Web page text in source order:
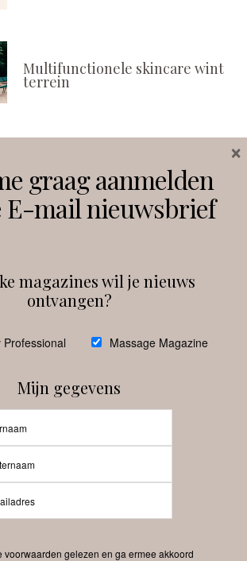
Multifunctionele skincare wint
terrein
Facebook
Beauty-Pro.nl
graag aanmelden
E-mail nieuwsbrief
magazines wil je nieuws
ontvangen?
Professional Massage Magazine
Mijn gegevens
voorwaarden gelezen en ga ermee akkoord
×